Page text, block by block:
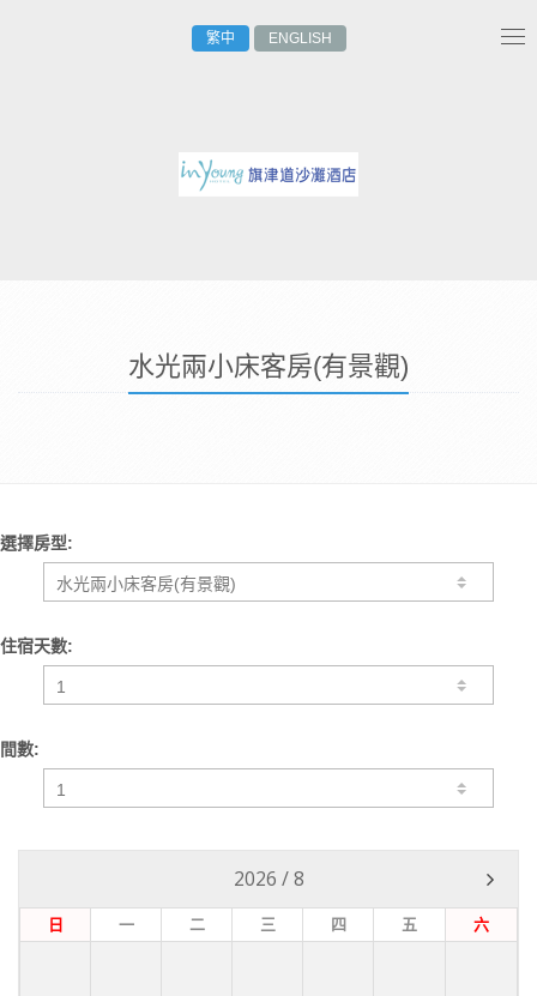
繁中 ENGLISH
水光兩小床客房(有景觀)
選擇房型:
住宿天數:
間數:
2026 /8
日 一 二 三 四 五 六